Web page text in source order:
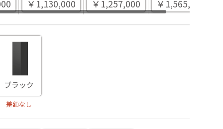
￥1,130,000 ￥1,257,000 ￥1,565,000
ブラック
差額なし